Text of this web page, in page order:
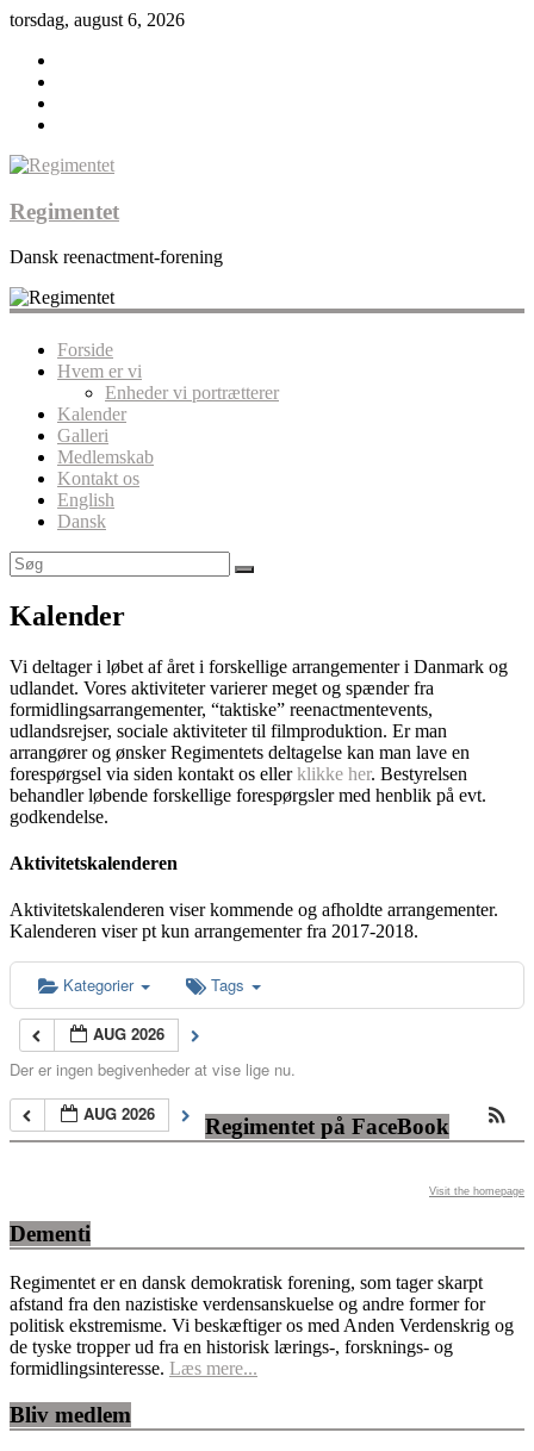
torsdag, august 6, 2026
Regimentet
Dansk reenactment-forening
Forside
Hvem er vi
Enheder vi portrætterer
Kalender
Galleri
Medlemskab
Kontakt os
English
Dansk
Kalender
Vi deltager i løbet af året i forskellige arrangementer i Danmark og
udlandet. Vores aktiviteter varierer meget og spænder fra
formidlingsarrangementer, “taktiske” reenactmentevents,
udlandsrejser, sociale aktiviteter til filmproduktion. Er man
arrangører og ønsker Regimentets deltagelse kan man lave en
forespørgsel via siden kontakt os ellerklikke her. Bestyrelsen
behandler løbende forskellige forespørgsler med henblik på evt.
godkendelse.
Aktivitetskalenderen
Aktivitetskalenderen viser kommende og afholdte arrangementer.
Kalenderen viser pt kun arrangementer fra 2017-2018.
Kategorier Tags
AUG 2026
Der er ingen begivenheder at vise lige nu.
AUG 2026
Regimentet på FaceBook
Visit the homepage
Dementi
Regimentet er en dansk demokratisk forening, som tager skarpt
afstand fra den nazistiske verdensanskuelse og andre former for
politisk ekstremisme. Vi beskæftiger os med Anden Verdenskrig og
de tyske tropper ud fra en historisk lærings-, forsknings- og
formidlingsinteresse. Læs mere...
Bliv medlem